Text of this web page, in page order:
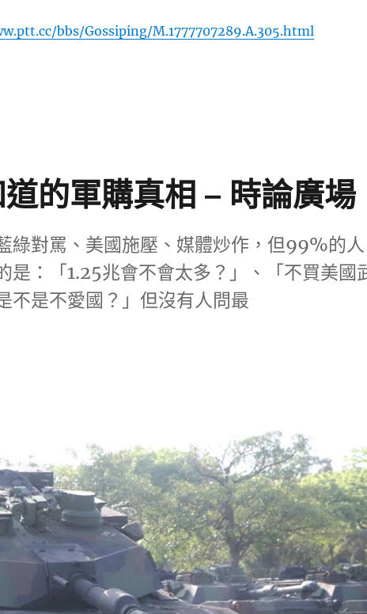
bbs/Gossiping/M.1777707289.A.305.html
年！勒索病毒檔案終於靠免費解密工具救回〉
的軍購真相 – 時論廣場
綠對罵、美國施壓、媒體炒作，但99%的人
是：「1.25兆會不會太多？」、「不買美國
不是不愛國？」但沒有人問最